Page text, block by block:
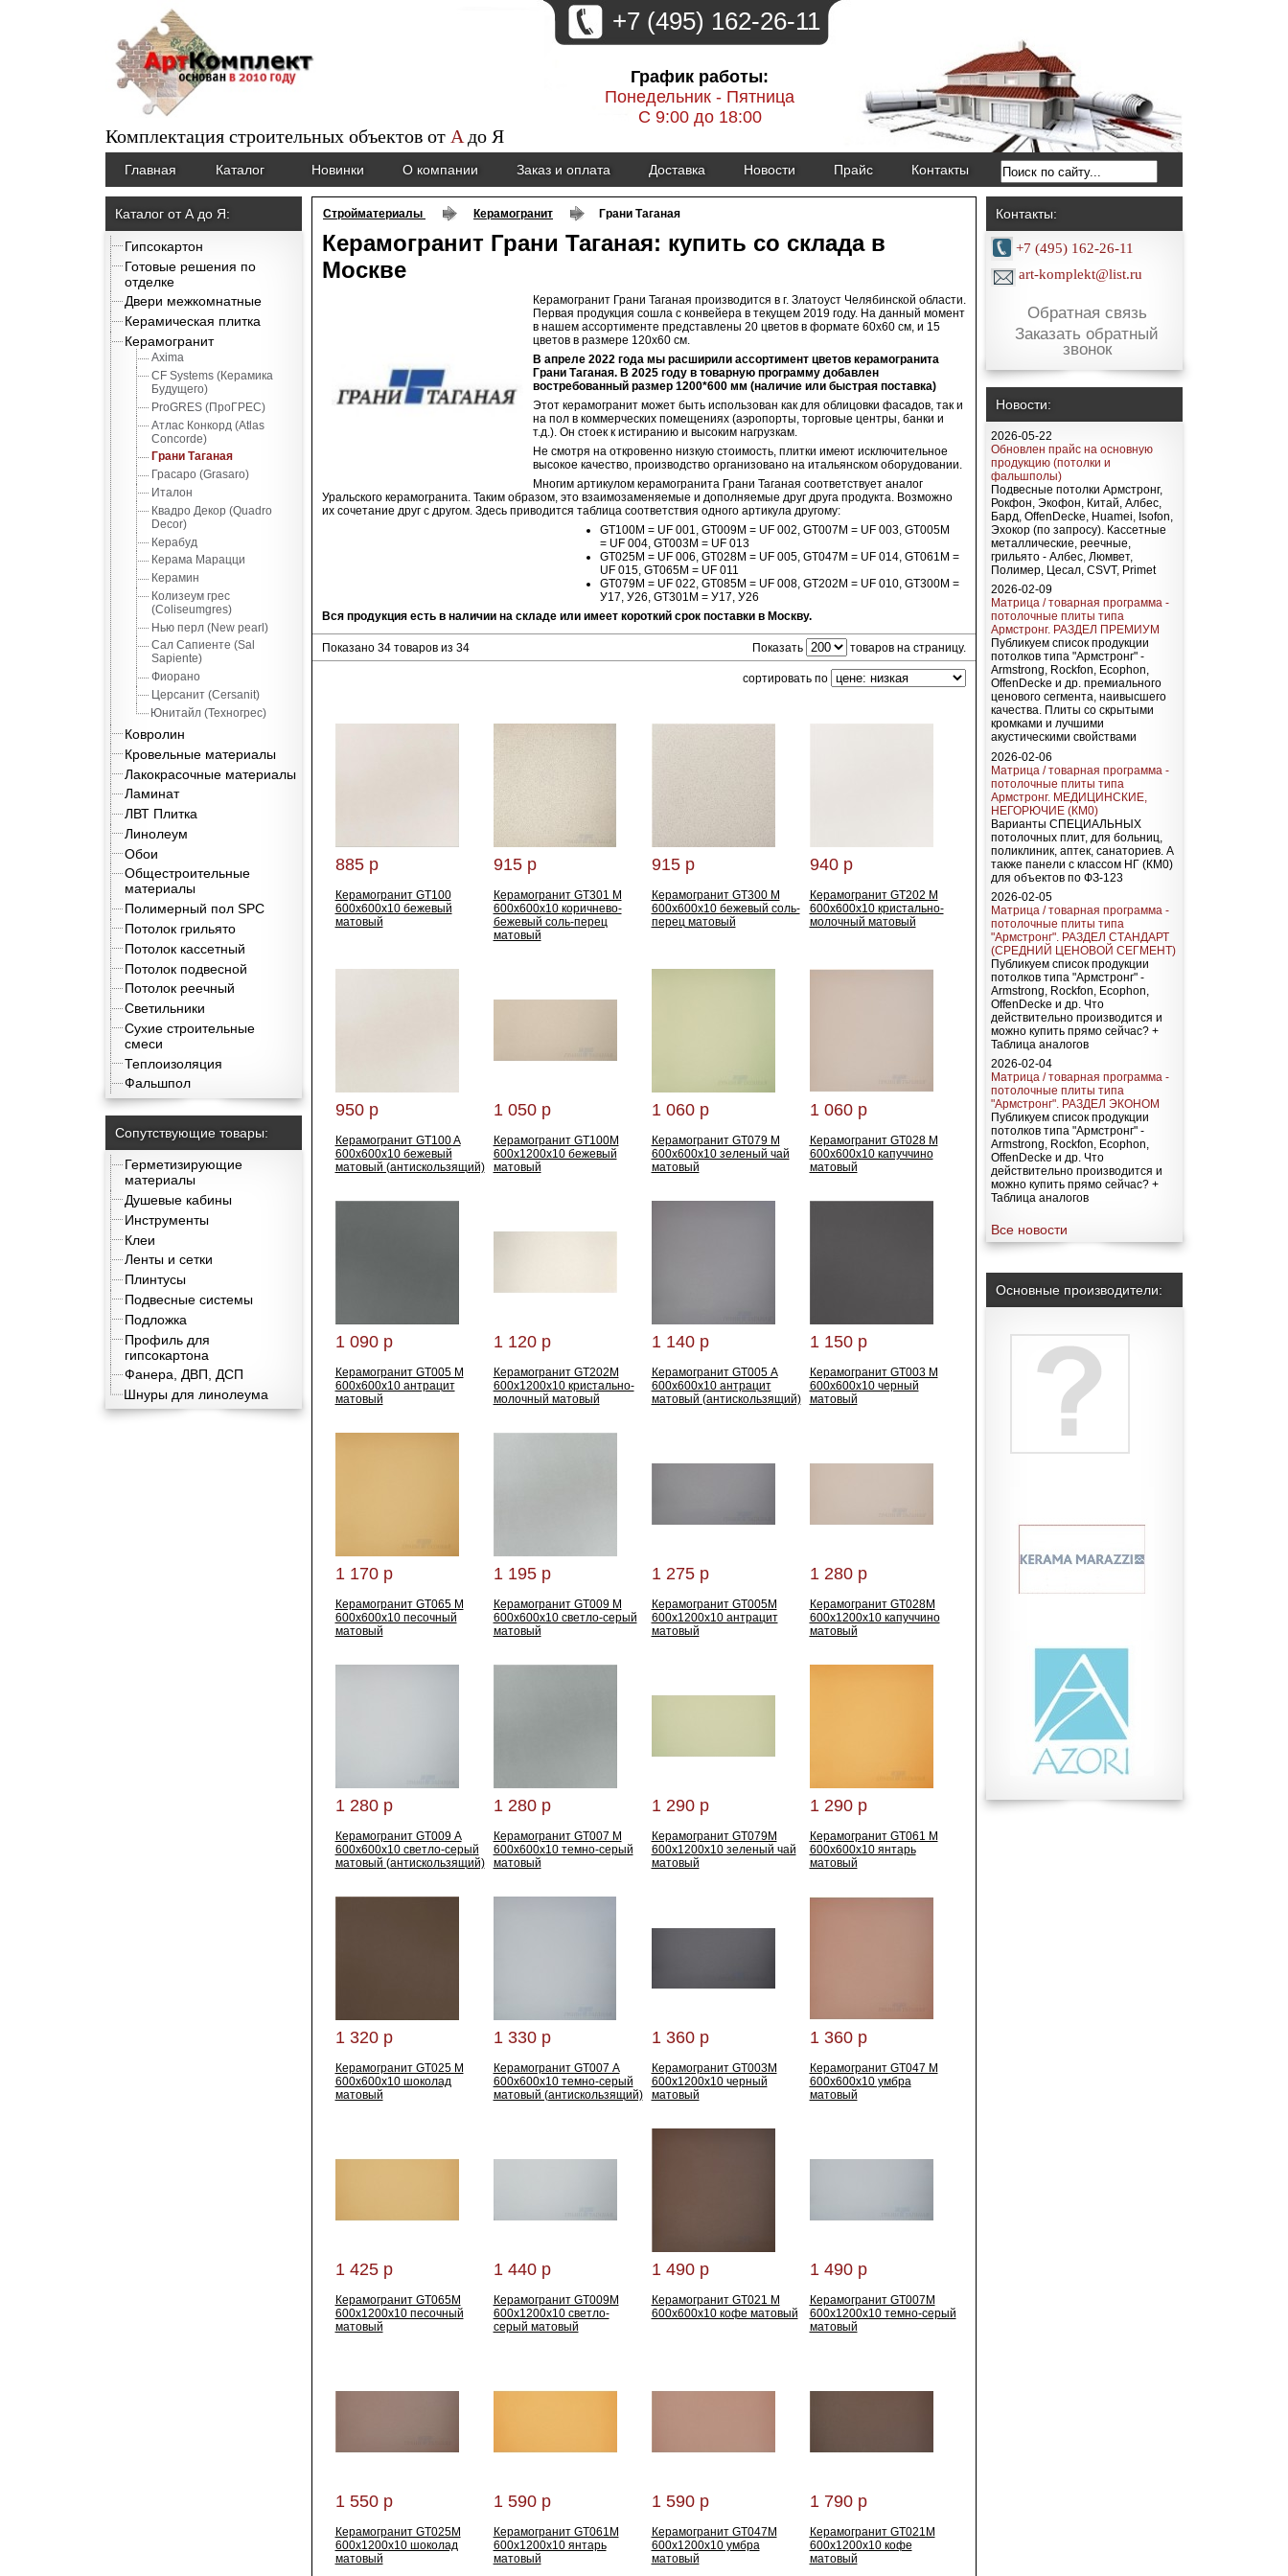
+7 (495) 162-26-11
График работы:
Понедельник - Пятница
С 9:00 до 18:00
Комплектация строительных объектов от Aдо Я
Главная Каталог Новинки О компании Заказ и оплата Доставка Новости Прайс Контакты
Каталог от А до Я:
Гипсокартон
Готовые решения по
отделке
Двери межкомнатные
Керамическая плитка
Керамогранит
Axima
CF Systems (Керамика
Будущего)
ProGRES (ПроГРЕС)
Атлас Конкорд (Atlas
Concorde)
Грани Таганая
Грасаро (Grasaro)
Италон
Квадро Декор (Quadro
Decor)
Керабуд
Керама Марацци
Керамин
Колизеум грес
(Coliseumgres)
Нью перл (New pearl)
Сал Сапиенте (Sal
Sapiente)
Фиорано
Церсанит (Cersanit)
Юнитайл (Техногрес)
Ковролин
Кровельные материалы
Лакокрасочные материалы
Ламинат
ЛВТ Плитка
Линолеум
Обои
Общестроительные
материалы
Полимерный пол SPC
Потолок грильято
Потолок кассетный
Потолок подвесной
Потолок реечный
Светильники
Сухие строительные
смеси
Теплоизоляция
Фальшпол
Сопутствующие товары:
Герметизирующие
материалы
Душевые кабины
Инструменты
Клеи
Ленты и сетки
Плинтусы
Подвесные системы
Подложка
Профиль для
гипсокартона
Фанера, ДВП, ДСП
Шнуры для линолеума
Стройматериалы Керамогранит Грани Таганая
Керамогранит Грани Таганая: купить со склада в
Москве
Керамогранит Грани Таганая производится в г. Златоуст Челябинской области.
Первая продукция сошла с конвейера в текущем 2019 году. На данный момент
в нашем ассортименте представлены 20 цветов в формате 60х60 см, и 15
цветов в размере 120х60 см.
В апреле 2022 года мы расширили ассортимент цветов керамогранита
Грани Таганая. В 2025 году в товарную программу добавлен
востребованный размер 1200*600 мм (наличие или быстрая поставка)
Этот керамогранит может быть использован как для облицовки фасадов, так и
на пол в коммерческих помещениях (аэропорты, торговые центры, банки и
т.д.). Он стоек к истиранию и высоким нагрузкам.
Не смотря на откровенно низкую стоимость, плитки имеют исключительное
высокое качество, производство организовано на итальянском оборудовании.
Многим артикулом керамогранита Грани Таганая соответствует аналог
Уральского керамогранита. Таким образом, это взаимозаменяемые и дополняемые друг друга продукта. Возможно
их сочетание друг с другом. Здесь приводится таблица соответствия одного артикула другому:
GT100M = UF 001, GT009М = UF 002, GT007M = UF 003, GT005M
= UF 004, GT003M = UF 013
GT025M = UF 006, GT028M = UF 005, GT047M = UF 014, GT061М =
UF 015, GT065M = UF 011
GT079M = UF 022, GT085M = UF 008, GT202M = UF 010, GT300M =
У17, У26, GT301M = У17, У26
Вся продукция есть в наличии на складе или имеет короткий срок поставки в Москву.
Показано 34 товаров из 34 Показать товаров на страницу.
сортировать по
885 р
Керамогранит GT100
600x600x10 бежевый
матовый
915 р
Керамогранит GT301 M
600x600x10 коричнево-
бежевый соль-перец
матовый
915 р
Керамогранит GT300 M
600x600x10 бежевый соль-
перец матовый
940 р
Керамогранит GT202 M
600x600x10 кристально-
молочный матовый
950 р
Керамогранит GT100 A
600x600x10 бежевый
матовый (антискользящий)
1 050 р
Керамогранит GT100M
600x1200x10 бежевый
матовый
1 060 р
Керамогранит GT079 M
600x600x10 зеленый чай
матовый
1 060 р
Керамогранит GT028 M
600x600x10 капуччино
матовый
1 090 р
Керамогранит GT005 M
600x600x10 антрацит
матовый
1 120 р
Керамогранит GT202M
600x1200x10 кристально-
молочный матовый
1 140 р
Керамогранит GT005 А
600x600x10 антрацит
матовый (антискользящий)
1 150 р
Керамогранит GT003 M
600x600x10 черный
матовый
1 170 р
Керамогранит GT065 M
600x600x10 песочный
матовый
1 195 р
Керамогранит GT009 M
600x600x10 светло-серый
матовый
1 275 р
Керамогранит GT005M
600x1200x10 антрацит
матовый
1 280 р
Керамогранит GT028M
600x1200x10 капуччино
матовый
1 280 р
Керамогранит GT009 А
600x600x10 светло-серый
матовый (антискользящий)
1 280 р
Керамогранит GT007 M
600x600x10 темно-серый
матовый
1 290 р
Керамогранит GT079M
600x1200x10 зеленый чай
матовый
1 290 р
Керамогранит GT061 M
600x600x10 янтарь
матовый
1 320 р
Керамогранит GT025 M
600x600x10 шоколад
матовый
1 330 р
Керамогранит GT007 А
600x600x10 темно-серый
матовый (антискользящий)
1 360 р
Керамогранит GT003M
600x1200x10 черный
матовый
1 360 р
Керамогранит GT047 M
600x600x10 умбра
матовый
1 425 р
Керамогранит GT065M
600x1200x10 песочный
матовый
1 440 р
Керамогранит GT009M
600x1200x10 светло-
серый матовый
1 490 р
Керамогранит GT021 M
600x600x10 кофе матовый
1 490 р
Керамогранит GT007M
600x1200x10 темно-серый
матовый
1 550 р
Керамогранит GT025M
600x1200x10 шоколад
матовый
1 590 р
Керамогранит GT061M
600x1200x10 янтарь
матовый
1 590 р
Керамогранит GT047M
600x1200x10 умбра
матовый
1 790 р
Керамогранит GT021M
600x1200x10 кофе
матовый
Контакты:
+7 (495) 162-26-11
art-komplekt@list.ru
Обратная связь
Заказать обратный
звонок
Новости:
2026-05-22
Обновлен прайс на основную
продукцию (потолки и
фальшполы)
Подвесные потолки Армстронг,
Рокфон, Экофон, Китай, Албес,
Бард, OffenDecke, Huamei, Isofon,
Эхокор (по запросу). Кассетные
металлические, реечные,
грильято - Албес, Люмвет,
Полимер, Цесал, CSVT, Primet
2026-02-09
Матрица / товарная программа -
потолочные плиты типа
Армстронг. РАЗДЕЛ ПРЕМИУМ
Публикуем список продукции
потолков типа "Армстронг" -
Armstrong, Rockfon, Ecophon,
OffenDecke и др. премиального
ценового сегмента, наивысшего
качества. Плиты со скрытыми
кромками и лучшими
акустическими свойствами
2026-02-06
Матрица / товарная программа -
потолочные плиты типа
Армстронг. МЕДИЦИНСКИЕ,
НЕГОРЮЧИЕ (КМ0)
Варианты СПЕЦИАЛЬНЫХ
потолочных плит, для больниц,
поликлиник, аптек, санаториев. А
также панели с классом НГ (КМ0)
для объектов по ФЗ-123
2026-02-05
Матрица / товарная программа -
потолочные плиты типа
"Армстронг". РАЗДЕЛ СТАНДАРТ
(СРЕДНИЙ ЦЕНОВОЙ СЕГМЕНТ)
Публикуем список продукции
потолков типа "Армстронг" -
Armstrong, Rockfon, Ecophon,
OffenDecke и др. Что
действительно производится и
можно купить прямо сейчас? +
Таблица аналогов
2026-02-04
Матрица / товарная программа -
потолочные плиты типа
"Армстронг". РАЗДЕЛ ЭКОНОМ
Публикуем список продукции
потолков типа "Армстронг" -
Armstrong, Rockfon, Ecophon,
OffenDecke и др. Что
действительно производится и
можно купить прямо сейчас? +
Таблица аналогов
Все новости
Основные производители: